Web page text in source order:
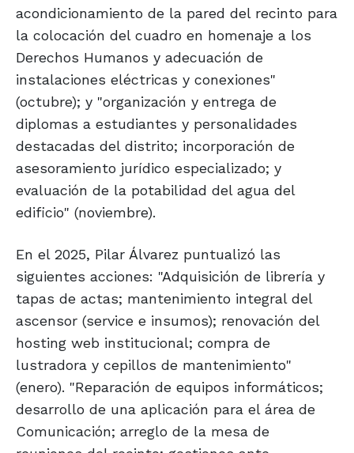
acondicionamiento de la pared del recinto para
la colocación del cuadro en homenaje a los
Derechos Humanos y adecuación de
instalaciones eléctricas y conexiones"
(octubre); y "organización y entrega de
diplomas a estudiantes y personalidades
destacadas del distrito; incorporación de
asesoramiento jurídico especializado; y
evaluación de la potabilidad del agua del
edificio" (noviembre).
En el 2025, Pilar Álvarez puntualizó las
siguientes acciones: "Adquisición de librería y
tapas de actas; mantenimiento integral del
ascensor (service e insumos); renovación del
hosting web institucional; compra de
lustradora y cepillos de mantenimiento"
(enero). "Reparación de equipos informáticos;
desarrollo de una aplicación para el área de
Comunicación; arreglo de la mesa de